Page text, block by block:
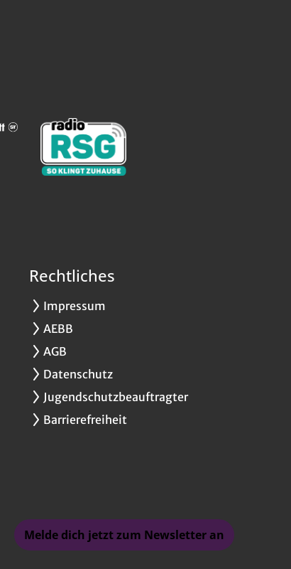
Rechtliches
Impressum
AEBB
AGB
Datenschutz
Jugendschutzbeauftragter
Barrierefreiheit
Melde dich jetzt zum Newsletter an